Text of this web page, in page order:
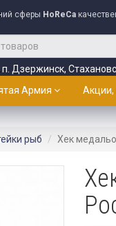
сферы HoReCa
п. Дзержинск,
Армия Акции,
рыб Хек